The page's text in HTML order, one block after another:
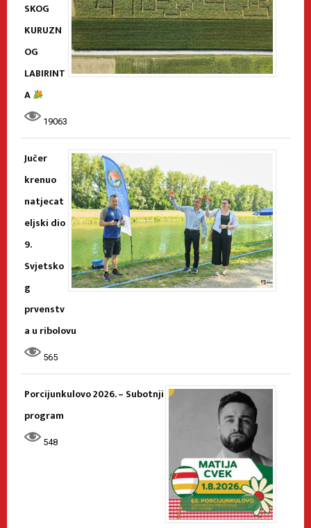
SKOG
KURUZN
OG
LABIRINT
A
19063
Jučer
krenuo
natjecat
eljski dio
9.
Svjetsko
g
prvenstv
a u ribolovu
565
Porcijunkulovo 2026. – Subotnji
program
548